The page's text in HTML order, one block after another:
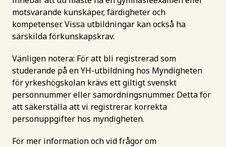
motsvarande kunskaper, färdigheter och
kompetenser. Vissa utbildningar kan också ha
särskilda förkunskapskrav.
Vänligen notera: För att bli registrerad som
studerande på en YH-utbildning hos Myndigheten
för yrkeshögskolan krävs ett giltigt svenskt
personnummer eller samordningsnummer. Detta för
att säkerställa att vi registrerar korrekta
personuppgifter hos myndigheten.
För mer information och vid frågor om